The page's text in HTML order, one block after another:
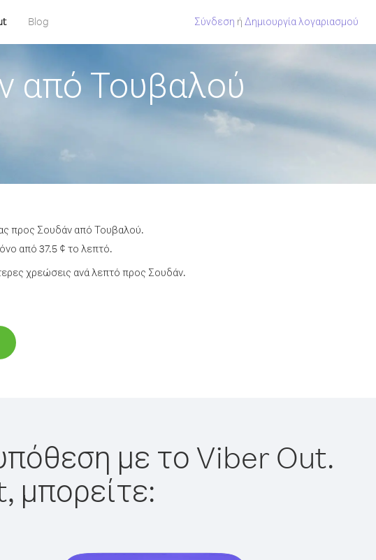
Blog Σύνδεση ή Δημιουργία λογαριασμού
από Τουβαλού
προς Σουδάν από Τουβαλού.
από 37.5 ¢ το λεπτό.
χρεώσεις ανά λεπτό προς Σουδάν.
με το Viber Out.
μπορείτε: